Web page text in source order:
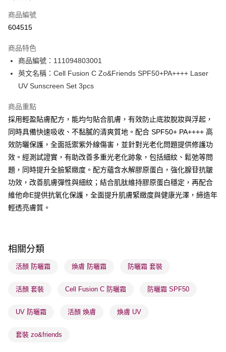
信用卡
Apple Pay
PayMe
WeChat Pay
送貨方式
順豐自助櫃 - 確認發貨後1-3個工作天送達
每筆HK$65.00，滿HK$300.00或以上免運費
順豐站及營業點 - 確認發貨後1-3個工作天送達
每筆HK$65.00，滿HK$300.00或以上免運費
(香港門市) 只顯示可選門市。確認發貨後2-5個工作天到店，3天內
(澳門門市) 只顯示可選門市。確認發貨後2-5個工作天到店，3天內
每筆HK$20.00，滿HK$100.00或以上免運費
澳門地區配送 - 確認發貨後1-4個工作天送達
商品編號
604515
商品特色
商品編號：111094803001
英文名稱：Cell Fusion C Zo&Friends SPF50+PA++++ Laser
UV Sunscreen Set 3pcs
商品重點
採用輕盈貼膚配方，能均勻貼合肌膚，有效防止底妝脫妝與浮起，
同時具備快速吸收、不黏膩的清爽質地。配合 SPF50+ PA++++ 高
效防曬保護，全面抵禦紫外線傷害，並針對光老化問題提供修護功
效。經測試證實，有助改善多重光老化跡象，包括細紋、鬆弛等問
題，同時提升全臉緊緻度。配方蘊含水解膠原蛋白，強化腺苷抗皺
功效，改善肌膚彈性與細紋；結合肌肽維持膠原蛋白穩定，再配合
維他命E提供抗氧化保護，全面提升肌膚緊緻度與健康光澤，締造年
輕透亮膚質。
相關分類
活顏 防曬霜 煥膚 防曬霜 防曬霜 套裝
活顏 套裝 Cell Fusion C 防曬霜 防曬霜 SPF50
UV 防曬霜 活顏 煥膚 煥膚 UV
套裝 zo&friends